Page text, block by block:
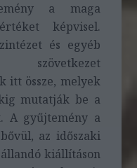
a maga
képvisel.
és egyéb
szövetkezet
itt össze, melyek
mutatják be a
A gyűjtemény a
az időszaki
kiállításon